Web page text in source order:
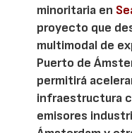
minoritaria en
proyecto que
multimodal de
Puerto de
permitirá
infraestructura
emisores